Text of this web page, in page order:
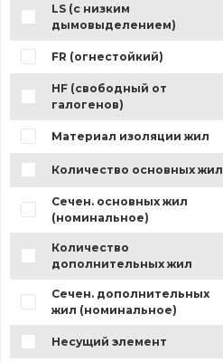
LS (с низким
дымовыделением)
FR (огнестойкий)
HF (свободный от
галогенов)
Материал изоляции жил
Количество основных жил
Сечен. основных жил
(номинальное)
Количество
дополнительных жил
Сечен. дополнительных
жил (номинальное)
Несущий элемент